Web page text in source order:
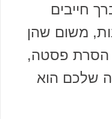
חייבים
משום שהן
הסרת פסטה,
שלכם הוא